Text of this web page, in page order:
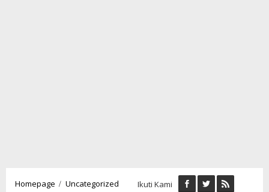
Homepage / Uncategorized KapolresIkuti Kami